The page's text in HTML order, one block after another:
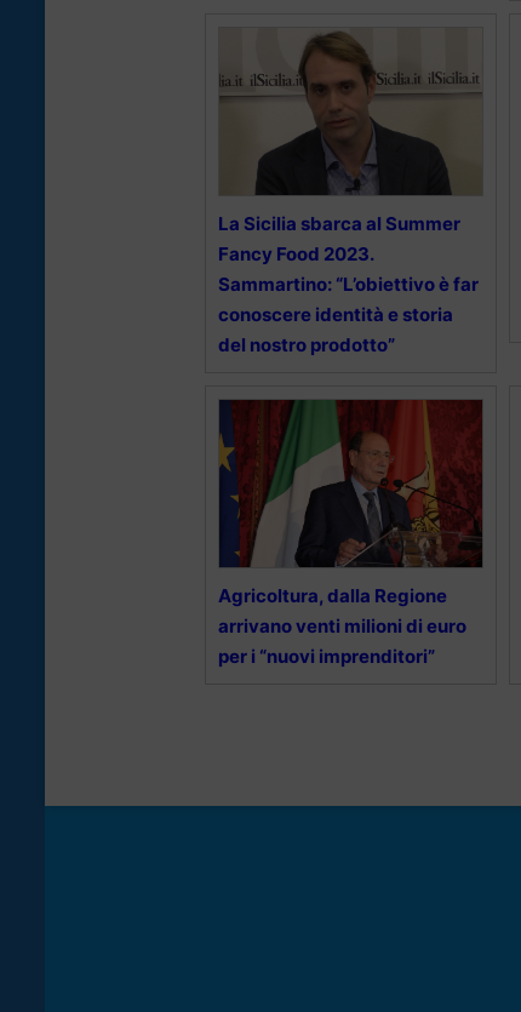
La Sicilia sbarca al Summer
Fancy Food 2023.
Sammartino: “L’obiettivo è far
conoscere identità e storia
del nostro prodotto”
Agricoltura, dalla Regione
arrivano venti milioni di euro
per i “nuovi imprenditori”